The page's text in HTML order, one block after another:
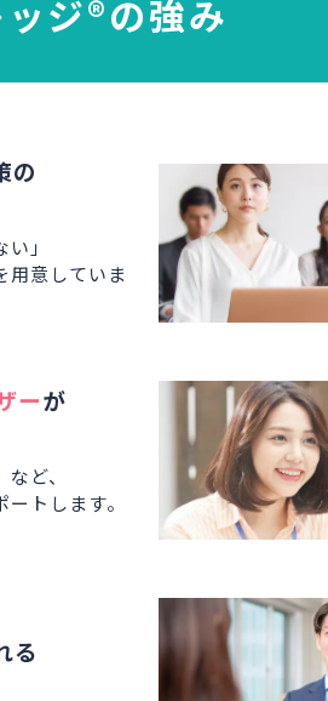
ジ®の強み
の
」
用意していま
ーが
ど、
トします。
る